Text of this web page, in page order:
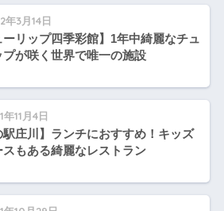
年3月14日
ーリップ四季彩館】1年中綺麗なチュ
プが咲く世界で唯一の施設
年11月4日
駅庄川】ランチにおすすめ！キッズ
スもある綺麗なレストラン